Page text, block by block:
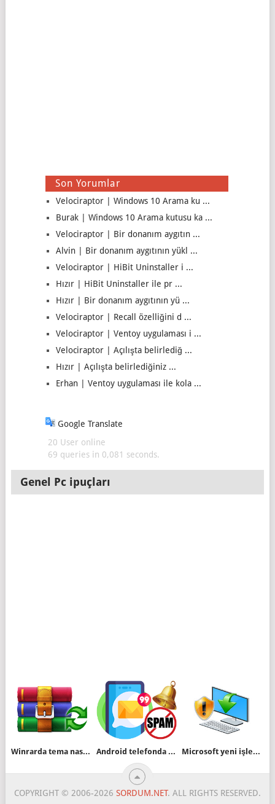
Son Yorumlar
Velociraptor | Windows 10 Arama ku ...
Burak | Windows 10 Arama kutusu ka ...
Velociraptor | Bir donanım aygıtın ...
Alvin | Bir donanım aygıtının yükl ...
Velociraptor | HiBit Uninstaller i ...
Hızır | HiBit Uninstaller ile pr ...
Hızır | Bir donanım aygıtının yü ...
Velociraptor | Recall özelliğini d ...
Velociraptor | Ventoy uygulaması i ...
Velociraptor | Açılışta belirlediğ ...
Hızır | Açılışta belirlediğiniz ...
Erhan | Ventoy uygulaması ile kola ...
Google Translate
20 User online
69 queries in 0,081 seconds.
Genel Pc ipuçları
Winrarda tema nasıl değiştirilir Android telefonda istenmeyen SMS leri engelleyin Microsoft yeni işlemcili eski sistemleri güncellemeyecek
COPYRIGHT © 2006-2026 SORDUM.NET. ALL RIGHTS RESERVED.